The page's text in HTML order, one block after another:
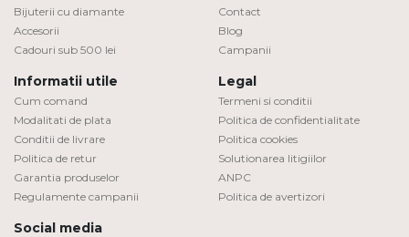
Bijuterii cu diamante
Accesorii
Cadouri sub 500 lei
Contact
Blog
Campanii
Informatii utile
Cum comand
Modalitati de plata
Conditii de livrare
Politica de retur
Garantia produselor
Regulamente campanii
Legal
Termeni si conditii
Politica de confidentialitate
Politica cookies
Solutionarea litigiilor
ANPC
Politica de avertizori
Social media